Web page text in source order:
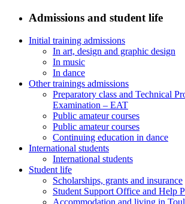
Admissions and student life
Initial training admissions
In art, design and graphic design
In music
In dance
Other trainings admissions
Preparatory class and Technical
Examination – EAT
Public amateur courses
Public amateur courses
Continuing education in dance
International students
International students
Student life
Scholarships, grants and insurance
Student Support Office and Help